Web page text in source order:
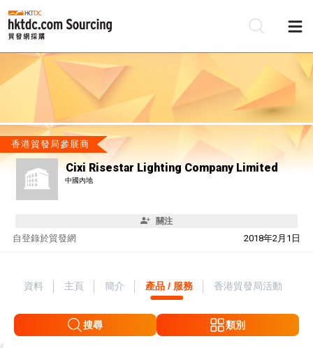
香港貿發局參展商
Cixi Risestar Lighting Company Limited
中國內地
關注
自 2018年2月1日
登錄於貿發網
資料 主頁 簡介 產品 / 服務 香港貿發局活動
搜尋 類別